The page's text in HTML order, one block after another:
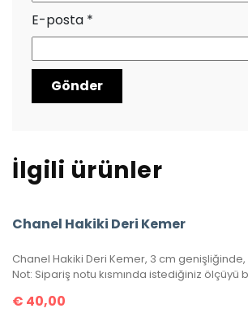
E-posta *
İlgili ürünler
Chanel Hakiki Deri Kemer
€ 40,00